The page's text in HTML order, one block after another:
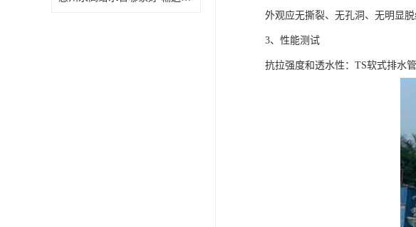
外观应无撕裂、无孔洞、无明显
3、性能测试
抗拉强度和透水性：TS软式排水